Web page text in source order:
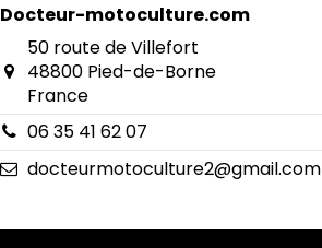
Docteur-motoculture.com
50 route de Villefort
48800 Pied-de-Borne
France
06 35 41 62 07
docteurmotoculture2@gmail.com